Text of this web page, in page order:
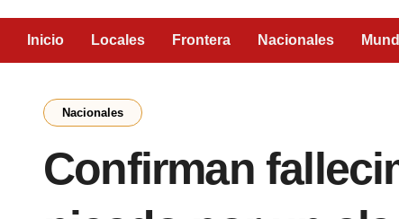
Inicio Locales Frontera Nacionales
Nacionales
Confirman